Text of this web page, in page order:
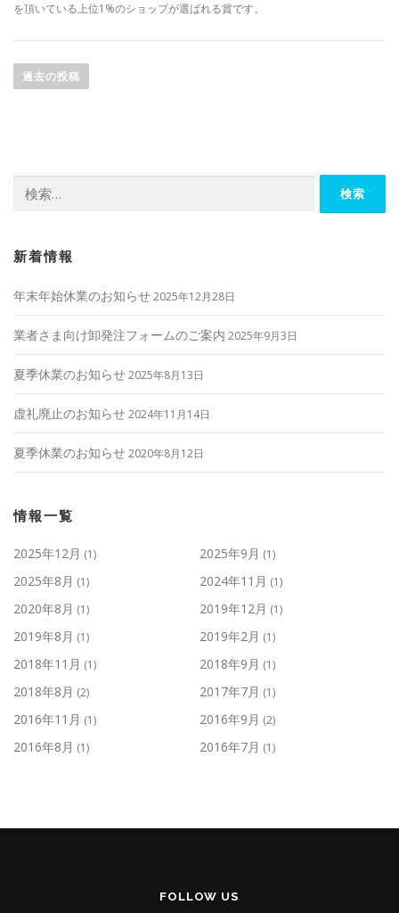
を頂いている上位1%のショップが選ばれる賞です。
稿
シ
過去の投稿
索:
新着情報
年末年始休業のお知らせ2025年12月28日
業者さま向け卸発注フォームのご案内 2025年9月3日
夏季休業のお知らせ2025年8月13日
虚礼廃止のお知らせ2024年11月14日
夏季休業のお知らせ2020年8月12日
情報一覧
2025年12月 (1) 2025年9月 (1)
2025年8月 (1) 2024年11月 (1)
2020年8月 (1) 2019年12月 (1)
2019年8月 (1) 2019年2月 (1)
2018年11月 (1) 2018年9月 (1)
2018年8月 (2) 2017年7月 (1)
2016年11月 (1) 2016年9月 (2)
2016年8月 (1) 2016年7月 (1)
FOLLOW US